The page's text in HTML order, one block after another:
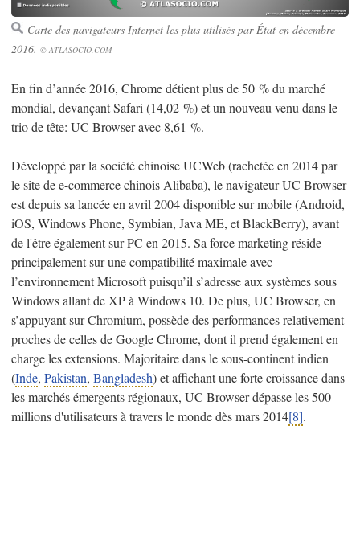
Carte des navigateurs Internet les plus utilisés par État en décembre
2016. © ATLASOCIO.COM
En fin d’année 2016, Chrome détient plus de 50 % du marché
mondial, devançant Safari (14,02 %) et un nouveau venu dans le
trio de tête: UC Browser avec 8,61 %.
Développé par la société chinoise UCWeb (rachetée en 2014 par
le site de e-commerce chinois Alibaba), le navigateur UC Browser
est depuis sa lancée en avril 2004 disponible sur mobile (Android,
iOS, Windows Phone, Symbian, Java ME, et BlackBerry), avant
de l'être également sur PC en 2015. Sa force marketing réside
principalement sur une compatibilité maximale avec
l’environnement Microsoft puisqu’il s’adresse aux systèmes sous
Windows allant de XP à Windows 10. De plus, UC Browser, en
s’appuyant sur Chromium, possède des performances relativement
proches de celles de Google Chrome, dont il prend également en
charge les extensions. Majoritaire dans le sous-continent indien
(Inde, Pakistan, Bangladesh) et affichant une forte croissance dans
les marchés émergents régionaux, UC Browser dépasse les 500
millions d'utilisateurs à travers le monde dès mars 2014[8].